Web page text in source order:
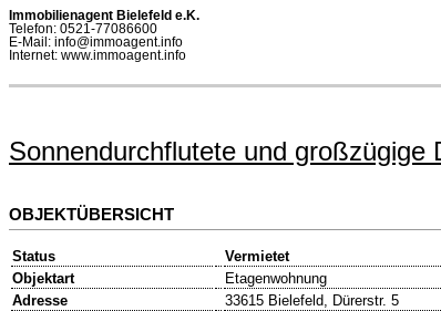
Immobilienagent Bielefeld e.K.
Telefon: 0521-77086600
E-Mail: info@immoagent.info
Internet: www.immoagent.info
Sonnendurchflutete und großzügige
OBJEKTÜBERSICHT
Status
Vermietet
Objektart
Etagenwohnung
Adresse
33615 Bielefeld, Dürerstr. 5